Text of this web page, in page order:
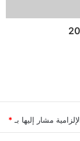
مشار إليها بـ *